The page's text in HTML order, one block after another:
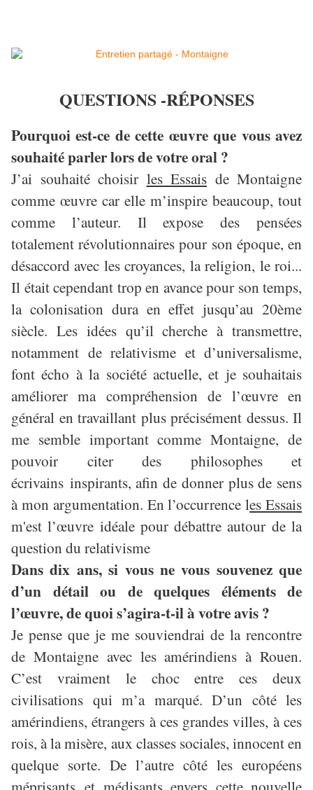
QUESTIONS -RÉPONSES
Pourquoi est-ce de cette œuvre que vous avez
souhaité parler lors de votre oral ?
J’ai souhaité choisir les Essais de Montaigne
comme œuvre car elle m’inspire beaucoup, tout
comme l’auteur. Il expose des pensées
totalement révolutionnaires pour son époque, en
désaccord avec les croyances, la religion, le roi...
Il était cependant trop en avance pour son temps,
la colonisation dura en effet jusqu’au 20ème
siècle. Les idées qu’il cherche à transmettre,
notamment de relativisme et d’universalisme,
font écho à la société actuelle, et je souhaitais
améliorer ma compréhension de l’œuvre en
général en travaillant plus précisément dessus. Il
me semble important comme Montaigne, de
pouvoir citer des philosophes et
écrivains inspirants, afin de donner plus de sens
à mon argumentation. En l’occurrence les Essais
m'est l’œuvre idéale pour débattre autour de la
question du relativisme
Dans dix ans, si vous ne vous souvenez que
d’un détail ou de quelques éléments de
l’œuvre, de quoi s’agira-t-il à votre avis ?
Je pense que je me souviendrai de la rencontre
de Montaigne avec les amérindiens à Rouen.
C’est vraiment le choc entre ces deux
civilisations qui m’a marqué. D’un côté les
amérindiens,étrangers à ces grandes villes, à ces
rois, à la misère, aux classes sociales, innocent en
quelque sorte. De l’autre côté les européens